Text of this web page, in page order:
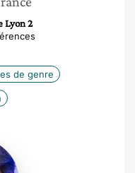
Lyon 2
de genre